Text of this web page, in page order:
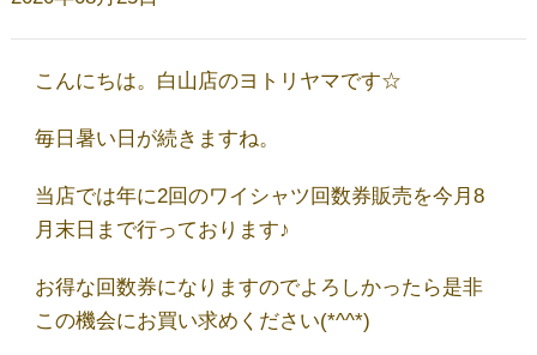
クリーニング料金
店舗一覧
こんにちは。白山店のヨトリヤマです☆
毎日暑い日が続きますね。
当店では年に2回のワイシャツ回数券販売を今月8
月末日まで行っております♪
お得な回数券になりますのでよろしかったら是非
この機会にお買い求めください(*^^*)